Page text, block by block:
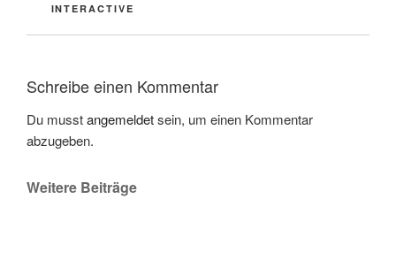
INTERACTIVE
Schreibe einen Kommentar
Du musstangemeldetsein, um einen Kommentar
abzugeben.
Weitere Beiträge